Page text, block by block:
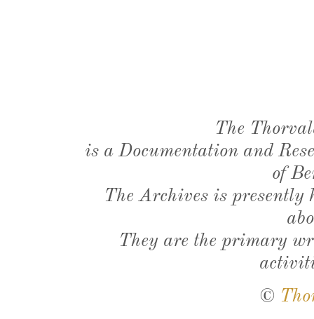
The
is a Documentation and
of
The Archives is presently
They are the primary
©